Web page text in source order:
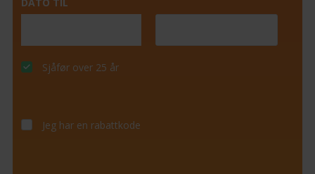
Sjåfør over 25 år
Jeg har en rabattkode